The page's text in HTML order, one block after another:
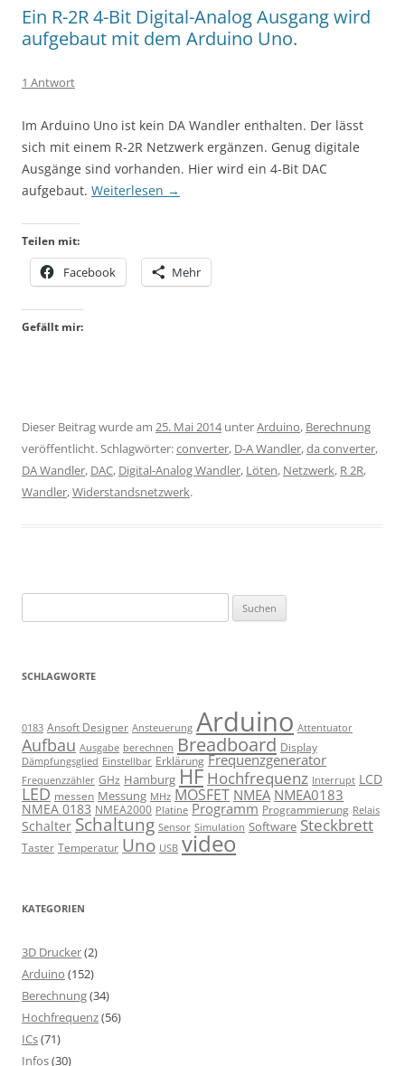
Ein R-2R 4-Bit Digital-Analog Ausgang wird
aufgebaut mit dem Arduino Uno.
1 Antwort
Im Arduino Uno ist kein DA Wandler enthalten. Der lässt
sich mit einem R-2R Netzwerk ergänzen. Genug digitale
Ausgänge sind vorhanden. Hier wird ein 4-Bit DAC
aufgebaut. Weiterlesen →
Teilen mit:
Facebook Mehr
Gefällt mir:
Dieser Beitrag wurde am 25. Mai 2014unterArduino, Berechnung
veröffentlicht. Schlagwörter:converter, D-A Wandler,da converter,
DA Wandler, DAC, Digital-Analog Wandler, Löten, Netzwerk, R 2R,
Wandler,Widerstandsnetzwerk.
nach:
SCHLAGWORTE
0183 Ansoft Designer Ansteuerung Arduino Attentuator
Aufbau Ausgabe berechnen Breadboard Display
Dämpfungsglied Einstellbar Erklärung Frequenzgenerator
Frequenzzähler GHz Hamburg HF Hochfrequenz Interrupt LCD
LED messen Messung MHz MOSFET NMEA NMEA0183
NMEA 0183 NMEA2000 Platine Programm Programmierung Relais
Schalter Schaltung Sensor Simulation Software Steckbrett
Taster Temperatur Uno USB video
KATEGORIEN
3D Drucker(2)
Arduino (152)
Berechnung(34)
Hochfrequenz(56)
ICs(71)
Infos(30)